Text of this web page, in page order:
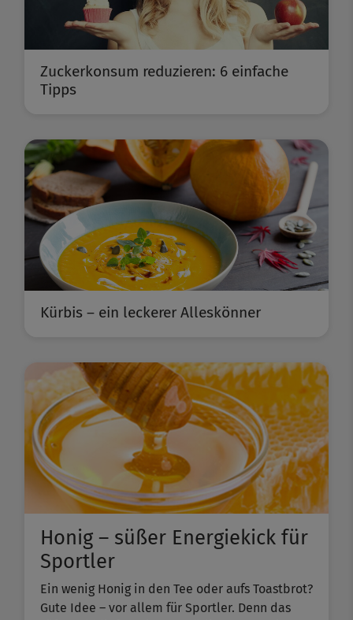
Zuckerkonsum reduzieren: 6 einfache
Tipps
Kürbis – ein leckerer Alleskönner
Honig – süßer Energiekick für
Sportler
Ein wenig Honig in den Tee oder aufs Toastbrot?
Gute Idee – vor allem für Sportler. Denn das